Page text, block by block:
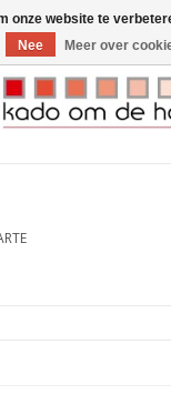
onze website te
Nee
Meer over